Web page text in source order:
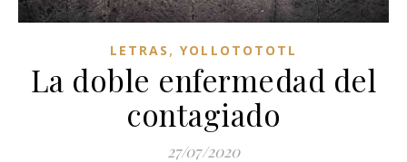
LETRAS ,YOLLOTOTOTL
La doble enfermedad del
contagiado
27/07/2020